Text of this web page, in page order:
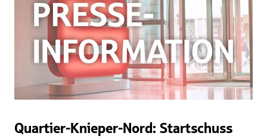
Quartier-Knieper-Nord: Startschuss